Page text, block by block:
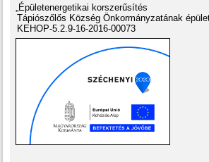
„Épületenergetikai korszerűsítés
Tápiószőlős Község Önkormányzatának
KEHOP-5.2.9-16-2016-00073